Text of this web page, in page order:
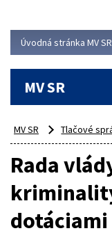
Úvodná stránka MV SR
MV SR
MV SR Tlačové
Rada